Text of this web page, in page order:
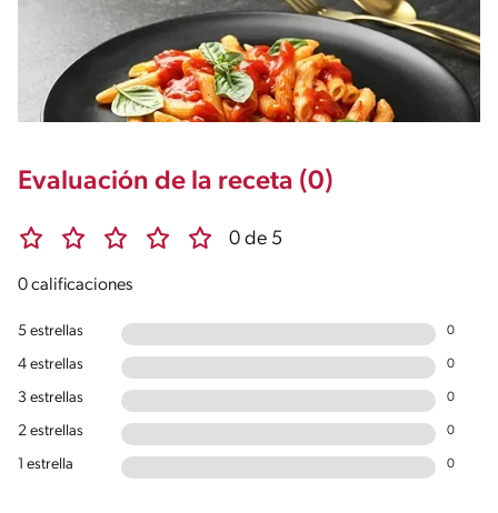
Evaluación de la receta (0)
0 de 5
0 calificaciones
5 estrellas 0
4 estrellas 0
3 estrellas 0
2 estrellas 0
1 estrella 0